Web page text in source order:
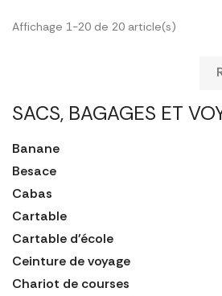
SACS, BAGAGES ET
Banane
Besace
Cabas
Cartable
Cartable d'école
Ceinture de voyage
Chariot de courses
Affichage 1-20 de 20 article(s)